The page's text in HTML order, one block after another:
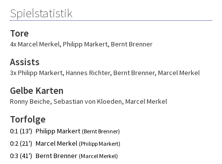
Spielstatistik
Tore
4x Marcel Merkel, Philipp Markert, Bernt Brenner
Assists
3x Philipp Markert, Hannes Richter, Bernt Brenner, Marcel Merkel
Gelbe Karten
Ronny Beiche, Sebastian von Kloeden, Marcel Merkel
Torfolge
0:1 (13') Philipp Markert (Bernt Brenner)
0:2 (21') Marcel Merkel (Philipp Markert)
0:3 (41') Bernt Brenner (Marcel Merkel)